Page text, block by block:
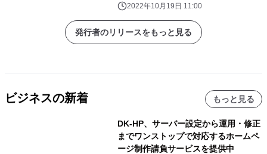
2022年10月19日 11:00
発行者のリリースをもっと見る
ビジネスの新着 もっと見る
DK-HP、サーバー設定から運用・修正
までワンストップで対応するホームペ
ージ制作請負サービスを提供中